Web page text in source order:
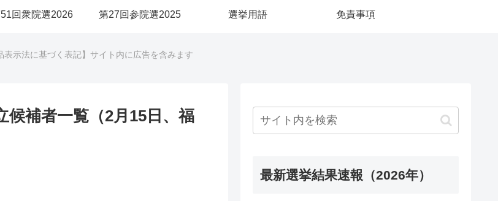
回衆院選2026 第27回参院選2025 選挙用語 免責事項
表示法に基づく表記】サイト内に広告を含みます
候補者一覧（2月15日、福
最新選挙結果速報（2026年）